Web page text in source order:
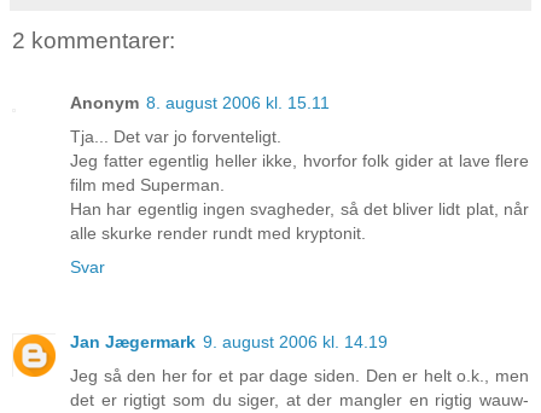
2 kommentarer:
Anonym 8. august 2006 kl. 15.11
Tja... Det var jo forventeligt.
Jeg fatter egentlig heller ikke, hvorfor folk gider at lave flere
film med Superman.
Han har egentlig ingen svagheder, så det bliver lidt plat, når
alle skurke render rundt med kryptonit.
Svar
Jan Jægermark 9. august 2006 kl. 14.19
Jeg så den her for et par dage siden. Den er helt o.k., men
det er rigtigt som du siger, at der mangler en rigtig wauw-